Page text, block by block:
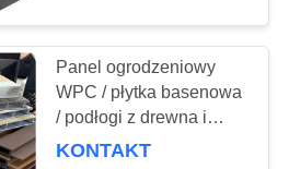
Panel ogrodzeniowy
WPC / płytka basenowa
/ podłogi z drewna i
tworzyw sztucznych /
KONTAKT